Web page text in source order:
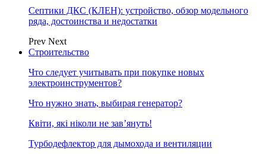
Септики ДКС (КЛЕН): устройство, обзор модельного
ряда, достоинства и недостатки
Prev Next
Строительство
Что следует учитывать при покупке новых
электроинструментов?
Что нужно знать, выбирая генератор?
Квіти, які ніколи не зав’януть!
Турбодефлектор для дымохода и вентиляции